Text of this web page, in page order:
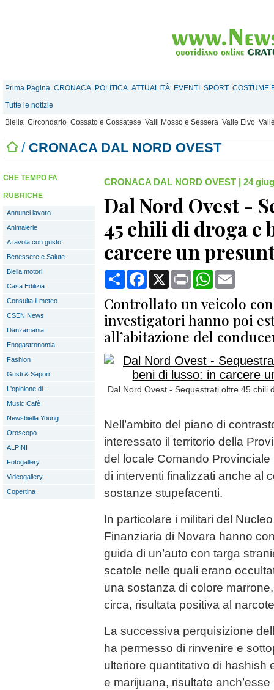
Prima Pagina CRONACA POLITICA ATTUALITÀ EVENTI SPORT COSTUME
Tutte le notizie
Biella Circondario Cossato e Cossatese Valli Mosso e Sessera Valle Elvo
/ CRONACA DAL NORD OVEST
CHE TEMPO FA
RUBRICHE
Annunci lavoro
Animalerie
A tavola con gusto
Benessere e Salute
Biella motori
Casa Edilizia
Consulta il meteo
CSEN News
Danzamania
Enogastronomia
Fashion
Gusti & Sapori
L'opinione di...
Music Cafè
Newsbiella Young
Oroscopo
ALPINI
Fotogallery
Videogallery
Copertina
CRONACA DAL NORD OVEST | 24
Dal Nord Ovest -
45 chili di droga e
carcere un
CondividiFacebook
X Print WhatsApp
Controllato un veicolo
investigatori hanno poi
all’abitazione del
Dal Nord Ovest - Sequestrati oltre 45 chili
Nell’ambito del piano di
interessato il territorio della
del locale Comando
di interventi finalizzati anche al
sostanze stupefacenti.
In particolare i militari del
Finanziaria di Novara hanno
guida di un’auto con targa
scatole nelle quali erano
una sostanza di colore
circa, risultata positiva al
La successiva perquisizione
ha permesso di rinvenire e
ulteriore quantitativo di hashish
e marijuana, risultate